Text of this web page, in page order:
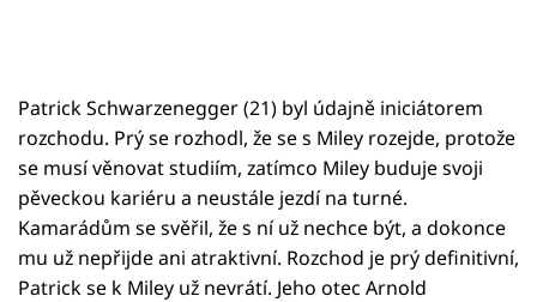
Patrick Schwarzenegger (21) byl údajně iniciátorem
rozchodu. Prý se rozhodl, že se s Miley rozejde, protože
se musí věnovat studiím, zatímco Miley buduje svoji
pěveckou kariéru a neustále jezdí na turné.
Kamarádům se svěřil, že s ní už nechce být, a dokonce
mu už nepřijde ani atraktivní. Rozchod je prý definitivní,
Patrick se k Miley už nevrátí. Jeho otec Arnold